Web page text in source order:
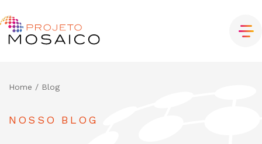
Home / Blog
NOSSO BLOG